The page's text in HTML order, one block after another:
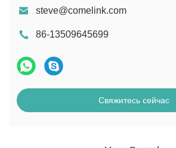
steve@comelink.com
86-13509645699
Свяжитесь сейчас